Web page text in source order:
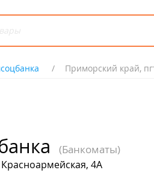
Приморский край,
(Банкоматы)
4А